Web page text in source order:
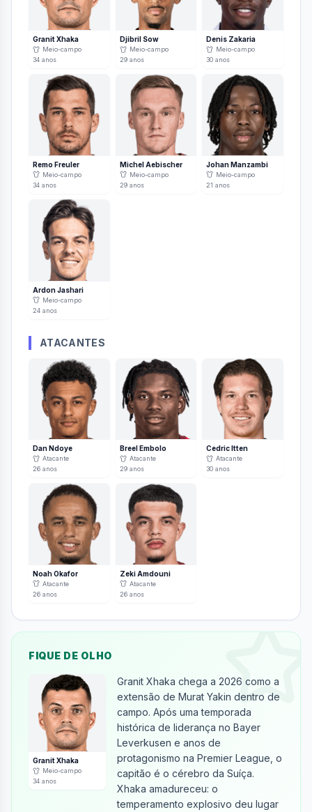
Granit Xhaka
Meio-campo
34 anos
Djibril Sow
Meio-campo
29anos
Denis Zakaria
Meio-campo
30 anos
Remo Freuler
Meio-campo
34 anos
Michel Aebischer
Meio-campo
29anos
Johan Manzambi
Meio-campo
21 anos
Ardon Jashari
Meio-campo
24 anos
ATACANTES
Dan Ndoye
Atacante
26 anos
Breel Embolo
Atacante
29anos
Cedric Itten
Atacante
30 anos
Noah Okafor
Atacante
26 anos
Zeki Amdouni
Atacante
26anos
FIQUE DE OLHO
Granit Xhaka
Meio-campo
34 anos
Granit Xhaka chega a 2026 como a
extensão de Murat Yakin dentro de
campo. Após uma temporada
histórica de liderança no Bayer
Leverkusen e anos de
protagonismo na Premier League, o
capitão é o cérebro da Suíça.
Xhaka amadureceu: o
temperamento explosivo deu lugar